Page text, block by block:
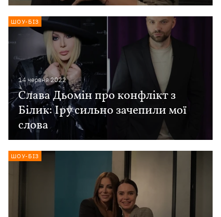
14 червня 2022
Слава Дьомін про конфлікт з
Білик: Іру сильно зачепили мої
слова
ШОУ-БІЗ
ШОУ-БІЗ